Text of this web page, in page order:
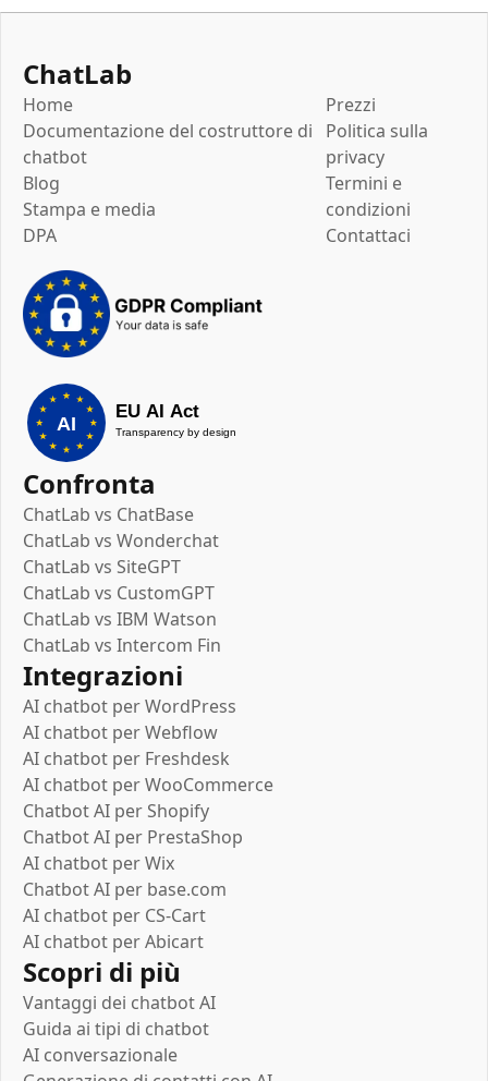
ChatLab
Home
Documentazione del costruttore di
chatbot
Blog
Stampa e media
DPA
Prezzi
Politica sulla
privacy
Termini e
condizioni
Contattaci
Confronta
ChatLab vs ChatBase
ChatLab vs Wonderchat
ChatLab vs SiteGPT
ChatLab vs CustomGPT
ChatLab vs IBM Watson
ChatLab vs Intercom Fin
Integrazioni
AI chatbot per WordPress
AI chatbot per Webflow
AI chatbot per Freshdesk
AI chatbot per WooCommerce
Chatbot AI per Shopify
Chatbot AI per PrestaShop
AI chatbot per Wix
Chatbot AI per base.com
AI chatbot per CS-Cart
AI chatbot per Abicart
Scopri di più
Vantaggi dei chatbot AI
Guida ai tipi di chatbot
AI conversazionale